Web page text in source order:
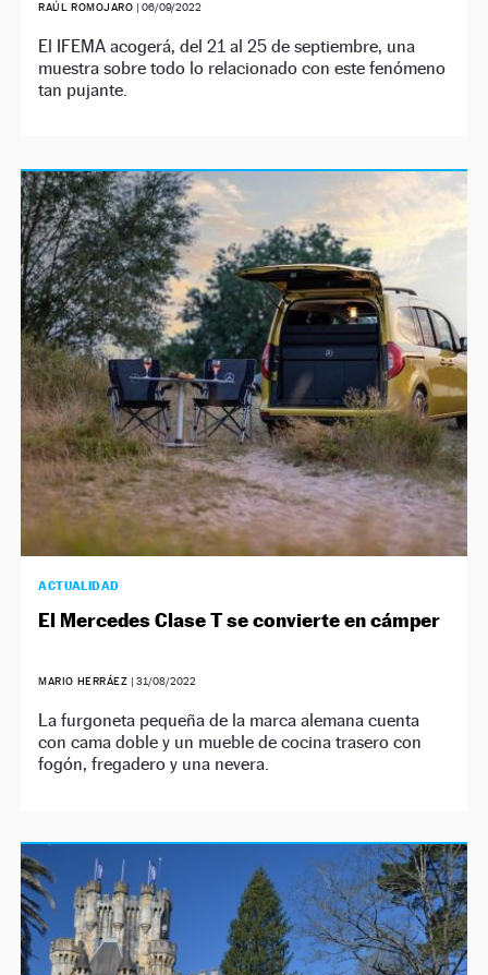
RAÚL ROMOJARO 06/09/2022
El IFEMA acogerá, del 21 al 25 de septiembre, una
muestra sobre todo lo relacionado con este fenómeno
tan pujante.
ACTUALIDAD
El Mercedes Clase T se convierte en cámper
MARIO HERRÁEZ | 31/08/2022
La furgoneta pequeña de la marca alemana cuenta
con cama doble y un mueble de cocina trasero con
fogón, fregadero y una nevera.